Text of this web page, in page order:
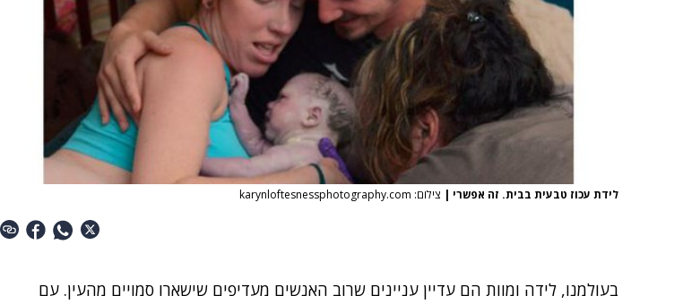
לידת עכוז טבעית בבית. זה אפשרי | צילום: karynloftesnessphotography.com
בעולמנו, לידה ומוות הם עדיין עניינים שרוב האנשים מעדיפים שישארו סמויים מהעין. עם